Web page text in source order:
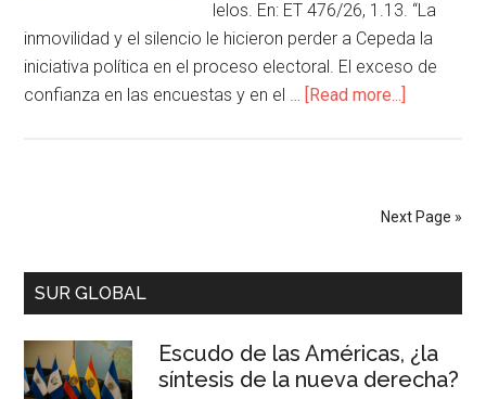
lelos. En: ET 476/26, 1.13. “La
inmovilidad y el silencio le hicieron perder a Cepeda la
iniciativa política en el proceso electoral. El exceso de
confianza en las encuestas y en el … [Read more...]
Next Page »
SUR GLOBAL
Escudo de las Américas, ¿la
síntesis de la nueva derecha?